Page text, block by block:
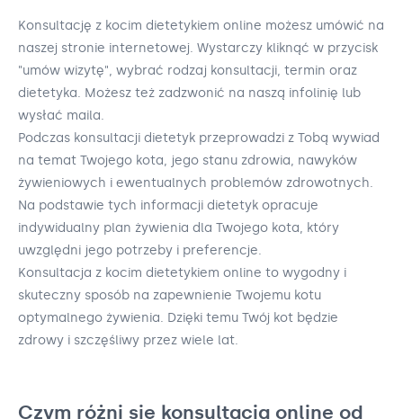
Konsultację z kocim dietetykiem online możesz umówić na
naszej stronie internetowej. Wystarczy kliknąć w przycisk
"umów wizytę", wybrać rodzaj konsultacji, termin oraz
dietetyka. Możesz też zadzwonić na naszą infolinię lub
wysłać maila.
Podczas konsultacji dietetyk przeprowadzi z Tobą wywiad
na temat Twojego kota, jego stanu zdrowia, nawyków
żywieniowych i ewentualnych problemów zdrowotnych.
Na podstawie tych informacji dietetyk opracuje
indywidualny plan żywienia dla Twojego kota, który
uwzględni jego potrzeby i preferencje.
Konsultacja z kocim dietetykiem online to wygodny i
skuteczny sposób na zapewnienie Twojemu kotu
optymalnego żywienia. Dzięki temu Twój kot będzie
zdrowy i szczęśliwy przez wiele lat.
Czym różni się konsultacja online od